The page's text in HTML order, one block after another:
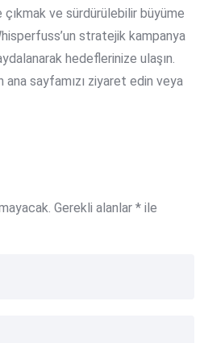
ve sürdürülebilir büyüme
stratejik kampanya
hedeflerinize ulaşın.
ana sayfamızı ziyaret edin veya
Gerekli alanlar * ile